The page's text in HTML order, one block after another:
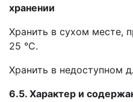
хранении
Хранить в сухом месте,
25 °С.
Хранить в недоступном
6.5. Характер и